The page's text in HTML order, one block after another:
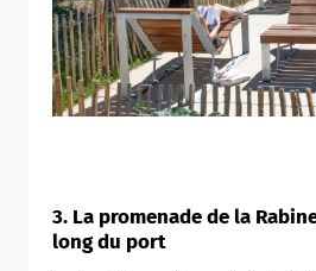
3. La promenade de la
long du port